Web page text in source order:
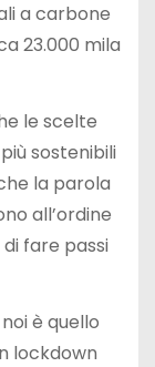
a carbone
23.000 mila
le scelte
sostenibili
la parola
all’ordine
fare passi
è quello
lockdown